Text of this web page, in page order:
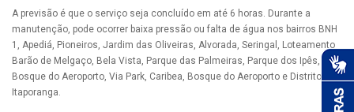
A previsão é que o serviço seja concluído em até 6 horas. Durante a
manutenção, pode ocorrer baixa pressão ou falta de água nos bairros BNH
1, Apediá, Pioneiros, Jardim das Oliveiras, Alvorada, Seringal, Loteamento
Barão de Melgaço, Bela Vista, Parque das Palmeiras, Parque dos Ipês,
Bosque do Aeroporto, Via Park, Caribea, Bosque do Aeroporto e Distrito de
Itaporanga.